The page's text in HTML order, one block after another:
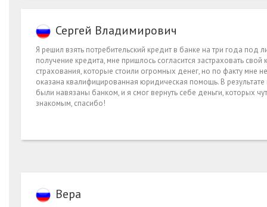
Сергей Владимирович
Я решил взять потребительский кредит в банке на три года под
получение кредита, мне пришлось согласится застраховать
страхования, которые стоили огромных денег, но по факту
оказана квалифицированная юридическая помощь. В
были навязаны банком, и я смог вернуть себе деньги, которых
знакомым, спасибо!
Вера